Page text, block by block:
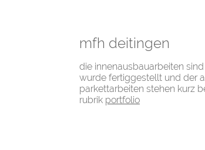
mfh deitingen
die innenausbauarbeiten
wurde fertiggestellt und der
parkettarbeiten stehen kurz
rubrik portfolio